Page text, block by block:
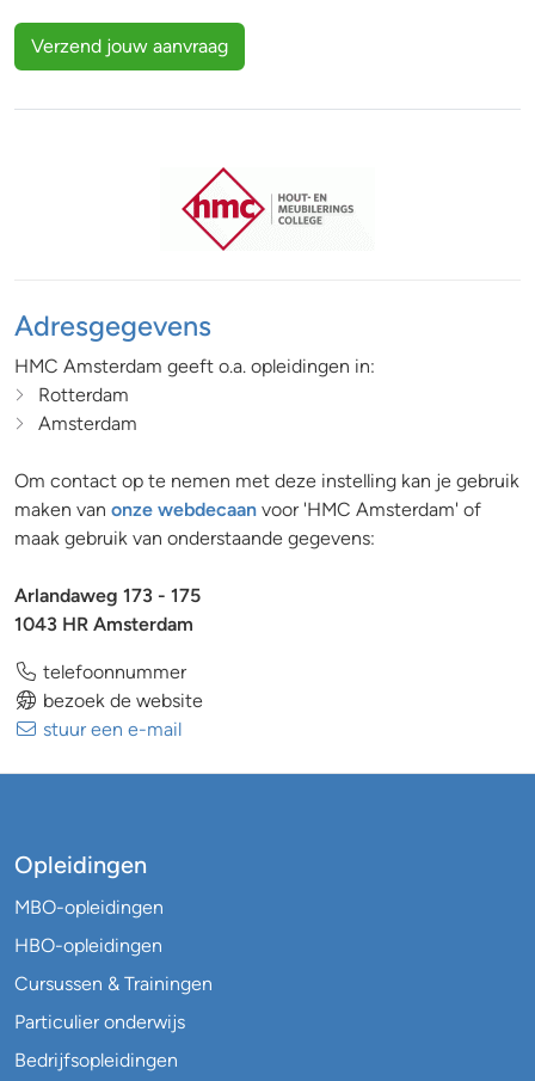
Verzend jouw aanvraag
Adresgegevens
HMC Amsterdam geeft o.a. opleidingen in:
Rotterdam
Amsterdam
Om contact op te nemen met deze instelling kan je gebruik
maken van onze webdecaan voor 'HMC Amsterdam' of
maak gebruik van onderstaande gegevens:
Arlandaweg 173 - 175
1043 HR Amsterdam
telefoonnummer
bezoek de website
stuur een e-mail
Opleidingen
MBO-opleidingen
HBO-opleidingen
Cursussen & Trainingen
Particulier onderwijs
Bedrijfsopleidingen